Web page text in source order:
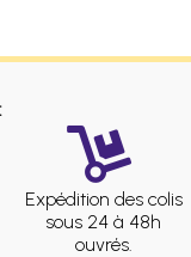
Expédition des colis
sous 24 à 48h
ouvrés.